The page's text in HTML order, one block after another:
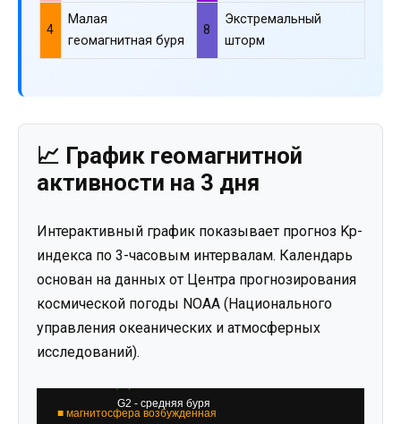
4
Малая
геомагнитная буря
8
Экстремальный
шторм
📈 График геомагнитной
активности на 3 дня
Интерактивный график показывает прогноз Kp-
индекса по 3-часовым интервалам. Календарь
основан на данных от Центра прогнозирования
космической погоды NOAA (Национального
управления океанических и атмосферных
исследований).